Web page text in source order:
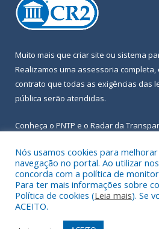
Muito mais que criar site ou sistema
Realizamos uma assessoria completa,
contrato que todas as exigências das
pública serão atendidas.
Conheça o PNTP e o Radar da
Todos os direitos reservados a
Açu.
Nós usamos cookies para
navegação no portal. Ao utilizar
concorda com a política de
Para ter mais informações sobre
Política de cookies (Leia mais). Se
ACEITO.